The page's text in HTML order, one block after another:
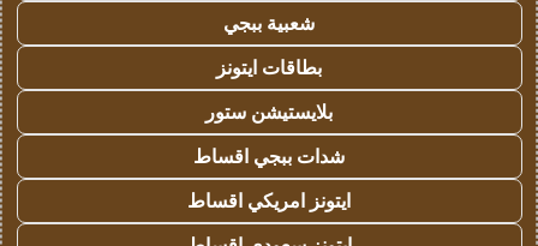
شعبية ببجي
بطاقات ايتونز
بلايستيشن ستور
شدات ببجي اقساط
ايتونز امريكي اقساط